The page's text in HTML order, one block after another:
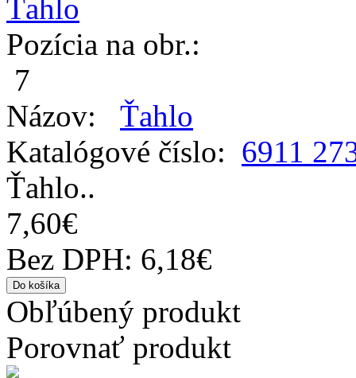
Pozícia na obr.:
7
Názov: Ťahlo
Katalógové číslo: 6911
Ťahlo..
7,60€
Bez DPH: 6,18€
Obľúbený produkt
Porovnať produkt